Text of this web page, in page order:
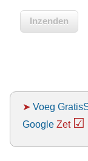
➤ Voeg
Google Zet ☑